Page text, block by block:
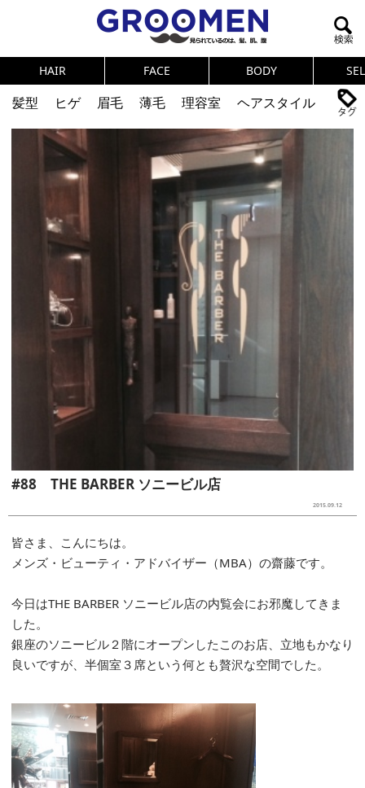
HAIR FACE BODY
髪型 ヒゲ 眉毛 薄毛 理容室
ヘアスタイル
ヘアカタログ
ニオイ
連載
メンズコスメ
PICK UP
女の本音
テストステロン
海外セレブ 眉毛
メタボ
スキンケア
調査結果
好印象な男
頭皮ケア
ダイエット
理容室
#88 THE BARBER ソニービル店
2015.09.12
皆さま、こんにちは。
メンズ・ビューティ・アドバイザー（MBA）の齋藤です。
今日はTHE BARBER ソニービル店の内覧会にお邪魔してきま
した。
銀座のソニービル２階にオープンしたこのお店、立地もかなり
良いですが、半個室３席という何とも贅沢な空間でした。